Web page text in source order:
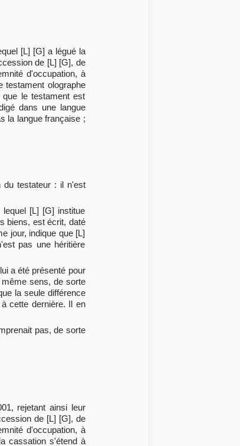
[L] [G] a légué la
de [L] [G], de
d'occupation, à
testament olographe
le testament est
dans une langue
la langue française ;
du testateur : il n'est
[L] [G] institue
biens, est écrit, daté
jour, indique que [L]
pas une héritière
a été présenté pour
sens, de sorte
la seule différence
cette dernière. Il en
pas, de sorte
rejetant ainsi leur
de [L] [G], de
d'occupation, à
cassation s'étend à